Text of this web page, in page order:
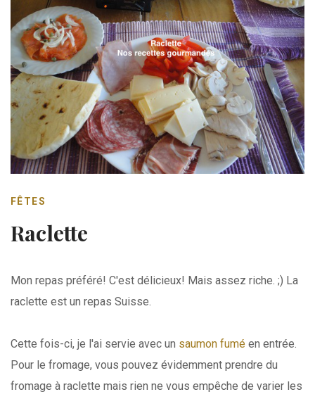
FÊTES
Raclette
Mon repas préféré! C'est délicieux! Mais assez riche. ;) La
raclette est un repas Suisse.
Cette fois-ci, je l'ai servie avec un saumon fumé en entrée.
Pour le fromage, vous pouvez évidemment prendre du
fromage à raclette mais rien ne vous empêche de varier les